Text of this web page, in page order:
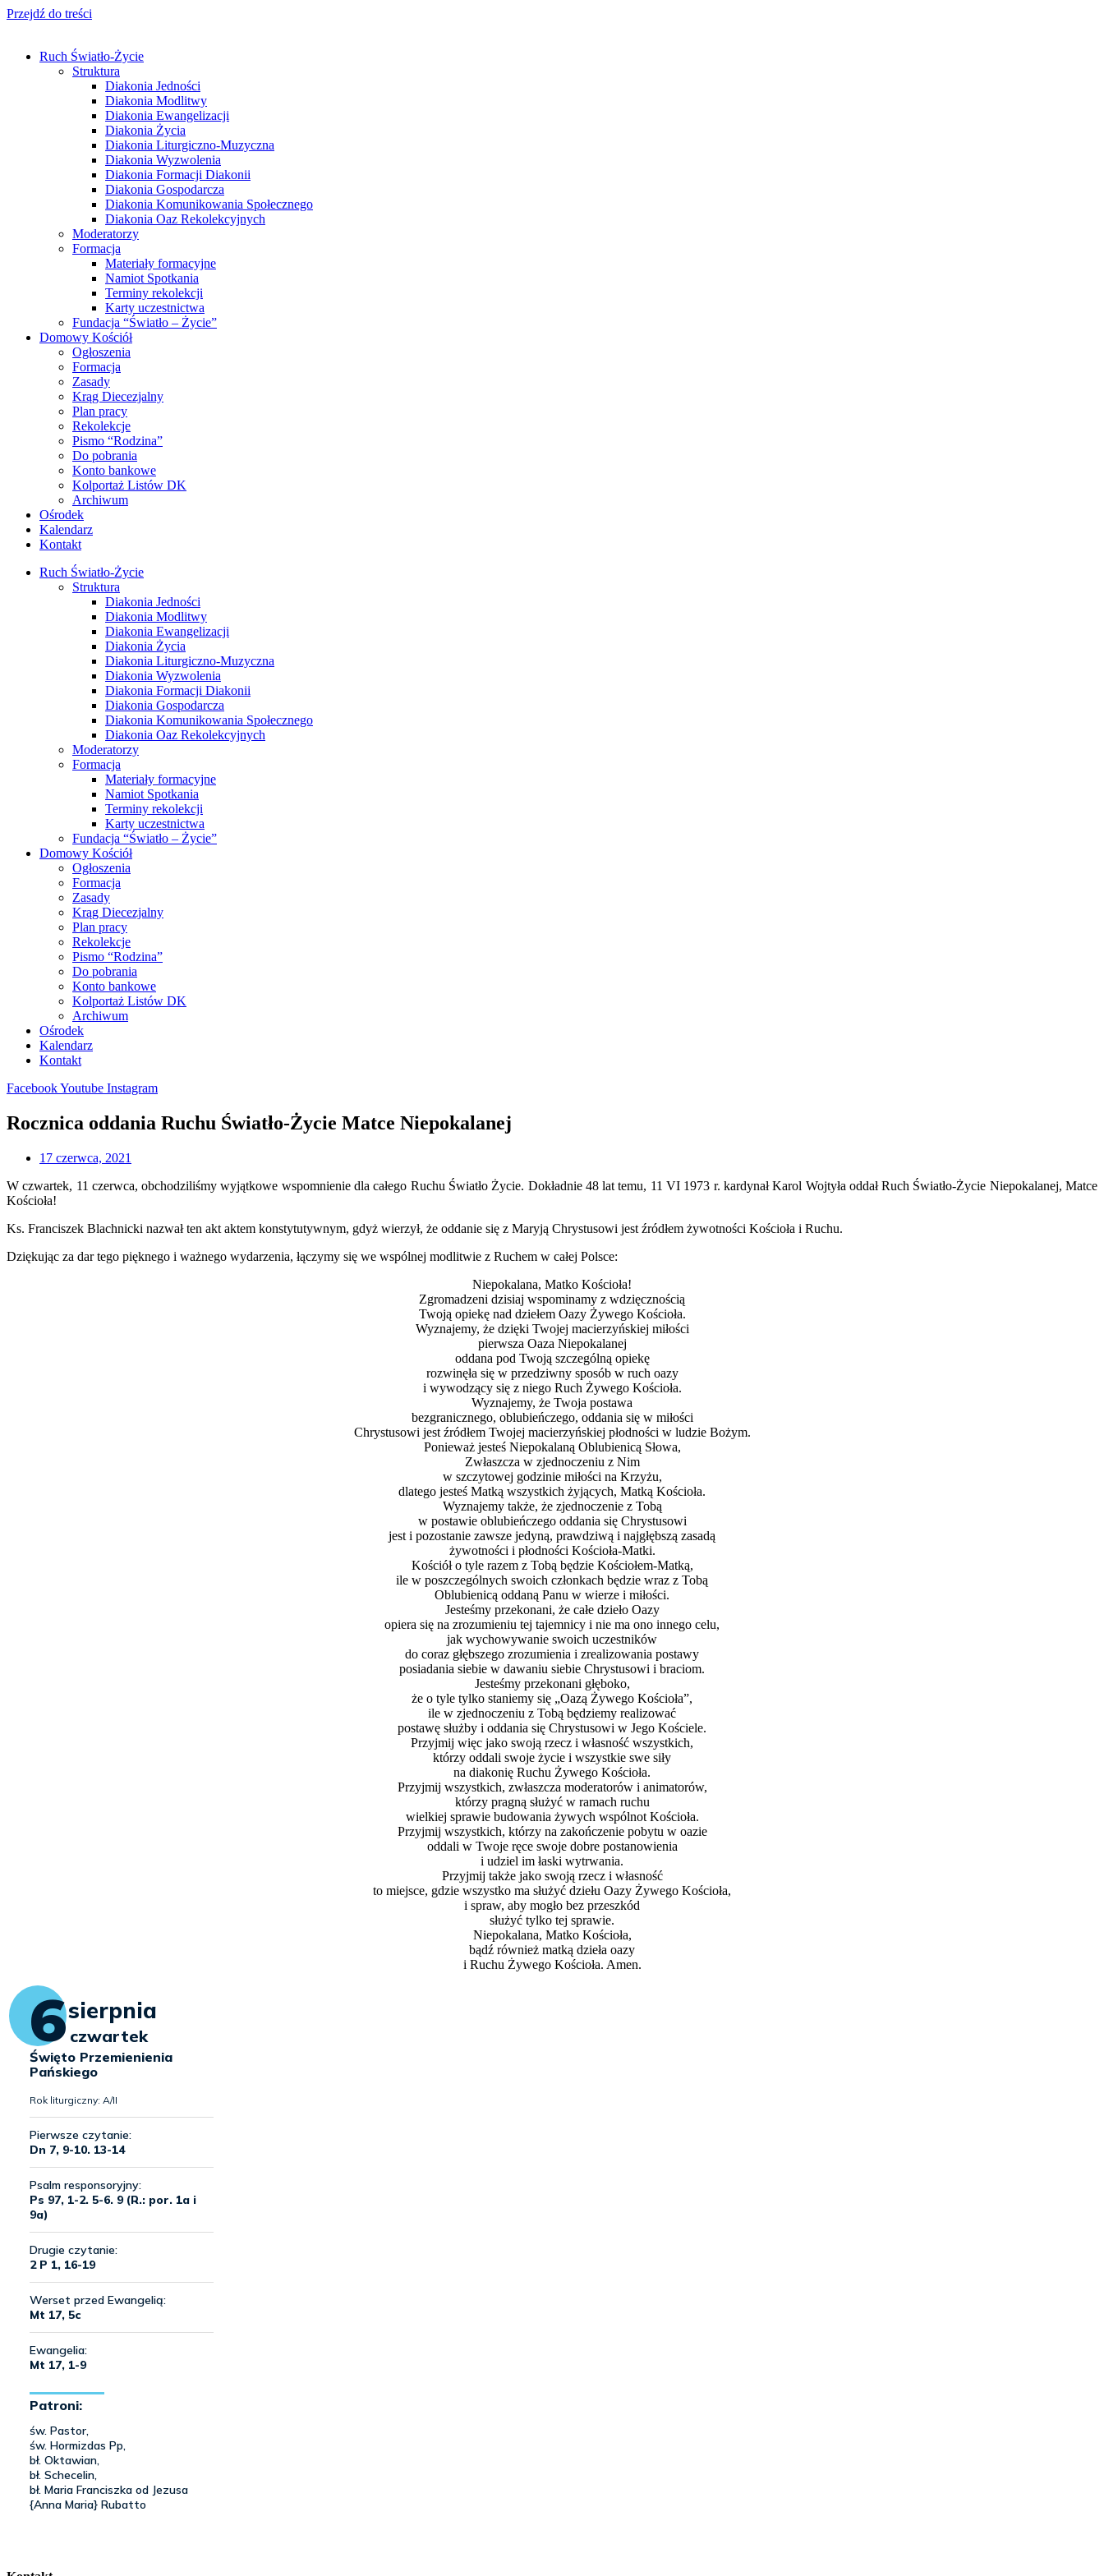
Przejdź do treści
Ruch Światło-Życie
Struktura
Diakonia Jedności
Diakonia Modlitwy
Diakonia Ewangelizacji
Diakonia Życia
Diakonia Liturgiczno-Muzyczna
Diakonia Wyzwolenia
Diakonia Formacji Diakonii
Diakonia Gospodarcza
Diakonia Komunikowania Społecznego
Diakonia Oaz Rekolekcyjnych
Moderatorzy
Formacja
Materiały formacyjne
Namiot Spotkania
Terminy rekolekcji
Karty uczestnictwa
Fundacja “Światło – Życie”
Domowy Kościół
Ogłoszenia
Formacja
Zasady
Krąg Diecezjalny
Plan pracy
Rekolekcje
Pismo “Rodzina”
Do pobrania
Konto bankowe
Kolportaż Listów DK
Archiwum
Ośrodek
Kalendarz
Kontakt
Ruch Światło-Życie
Struktura
Diakonia Jedności
Diakonia Modlitwy
Diakonia Ewangelizacji
Diakonia Życia
Diakonia Liturgiczno-Muzyczna
Diakonia Wyzwolenia
Diakonia Formacji Diakonii
Diakonia Gospodarcza
Diakonia Komunikowania Społecznego
Diakonia Oaz Rekolekcyjnych
Moderatorzy
Formacja
Materiały formacyjne
Namiot Spotkania
Terminy rekolekcji
Karty uczestnictwa
Fundacja “Światło – Życie”
Domowy Kościół
Ogłoszenia
Formacja
Zasady
Krąg Diecezjalny
Plan pracy
Rekolekcje
Pismo “Rodzina”
Do pobrania
Konto bankowe
Kolportaż Listów DK
Archiwum
Ośrodek
Kalendarz
Kontakt
FacebookYoutube Instagram
Rocznica oddania Ruchu Światło-Życie Matce Niepokalanej
17 czerwca, 2021
W czwartek, 11 czerwca, obchodziliśmy wyjątkowe wspomnienie dla całego Ruchu Światło Życie. Dokładnie 48 lat temu, 11 VI 1973 r. kardynał Karol Wojtyła oddał Ruch Światło-Życie Niepokalanej, Matce
Kościoła!
Ks. Franciszek Blachnicki nazwał ten akt aktem konstytutywnym, gdyż wierzył, że oddanie się z Maryją Chrystusowi jest źródłem żywotności Kościoła i Ruchu.
Dziękując za dar tego pięknego i ważnego wydarzenia, łączymy się we wspólnej modlitwie z Ruchem w całej Polsce:
Niepokalana, Matko Kościoła!
Zgromadzeni dzisiaj wspominamy z wdzięcznością
Twoją opiekę nad dziełem Oazy Żywego Kościoła.
Wyznajemy, że dzięki Twojej macierzyńskiej miłości
pierwsza Oaza Niepokalanej
oddana pod Twoją szczególną opiekę
rozwinęła się w przedziwny sposób w ruch oazy
i wywodzący się z niego Ruch Żywego Kościoła.
Wyznajemy, że Twoja postawa
bezgranicznego, oblubieńczego, oddania się w miłości
Chrystusowi jest źródłem Twojej macierzyńskiej płodności w ludzie Bożym.
Ponieważ jesteś Niepokalaną Oblubienicą Słowa,
Zwłaszcza w zjednoczeniu z Nim
w szczytowej godzinie miłości na Krzyżu,
dlatego jesteś Matką wszystkich żyjących, Matką Kościoła.
Wyznajemy także, że zjednoczenie z Tobą
w postawie oblubieńczego oddania się Chrystusowi
jest i pozostanie zawsze jedyną, prawdziwą i najgłębszą zasadą
żywotności i płodności Kościoła-Matki.
Kościół o tyle razem z Tobą będzie Kościołem-Matką,
ile w poszczególnych swoich członkach będzie wraz z Tobą
Oblubienicą oddaną Panu w wierze i miłości.
Jesteśmy przekonani, że całe dzieło Oazy
opiera się na zrozumieniu tej tajemnicy i nie ma ono innego celu,
jak wychowywanie swoich uczestników
do coraz głębszego zrozumienia i zrealizowania postawy
posiadania siebie w dawaniu siebie Chrystusowi i braciom.
Jesteśmy przekonani głęboko,
że o tyle tylko staniemy się „Oazą Żywego Kościoła”,
ile w zjednoczeniu z Tobą będziemy realizować
postawę służby i oddania się Chrystusowi w Jego Kościele.
Przyjmij więc jako swoją rzecz i własność wszystkich,
którzy oddali swoje życie i wszystkie swe siły
na diakonię Ruchu Żywego Kościoła.
Przyjmij wszystkich, zwłaszcza moderatorów i animatorów,
którzy pragną służyć w ramach ruchu
wielkiej sprawie budowania żywych wspólnot Kościoła.
Przyjmij wszystkich, którzy na zakończenie pobytu w oazie
oddali w Twoje ręce swoje dobre postanowienia
i udziel im łaski wytrwania.
Przyjmij także jako swoją rzecz i własność
to miejsce, gdzie wszystko ma służyć dziełu Oazy Żywego Kościoła,
i spraw, aby mogło bez przeszkód
służyć tylko tej sprawie.
Niepokalana, Matko Kościoła,
bądź również matką dzieła oazy
i Ruchu Żywego Kościoła. Amen.